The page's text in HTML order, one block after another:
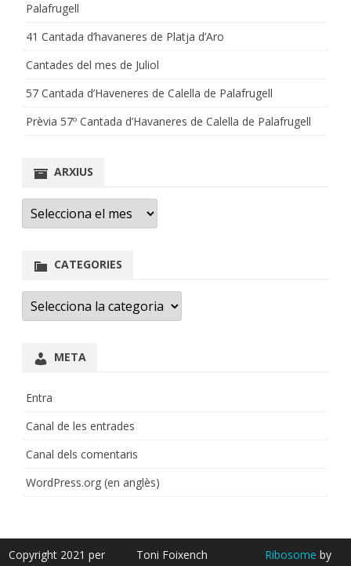
Palafrugell
41 Cantada d’havaneres de Platja d’Aro
Cantades del mes de Juliol
57 Cantada d’Haveneres de Calella de Palafrugell
Prèvia 57º Cantada d’Havaneres de Calella de Palafrugell
ARXIUS
Arxius
CATEGORIES
Categories
META
Entra
Canal de les entrades
Canal dels comentaris
WordPress.org (en anglès)
Copyright 2021 per Toni Foixench Ribosome by